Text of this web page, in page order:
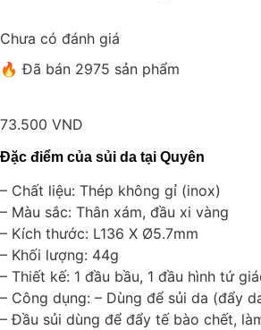
Chưa có đánh giá
🔥 Đã bán 2975 sản phẩm
73.500 VND
Đặc điểm của sủi da tại Quyên
– Chất liệu: Thép không gỉ (inox)
– Màu sắc: Thân xám, đầu xi vàng
– Kích thước: L136 X Ø5.7mm
– Khối lượng: 44g
– Thiết kế: 1 đầu bầu, 1 đầu hình tứ
– Công dụng: – Dùng để sủi da (đẩy
– Đầu sủi dùng để đẩy tế bào chết,